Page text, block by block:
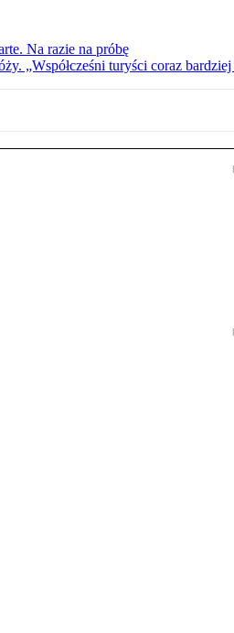
Na razie na próbę
„Współcześni turyści coraz